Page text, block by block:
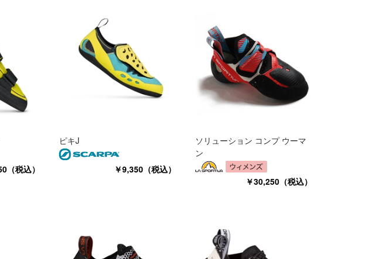
（税込）
ピキJ
￥9,350（税込）
ソリューション コンプ ウーマ
ン
￥30,250（税込）